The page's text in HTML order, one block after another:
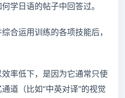
学日语的帖子中回答过。
合运用训练的各项技能后，
率低下，是因为它通常只使
道（比如“中英对译”的视觉